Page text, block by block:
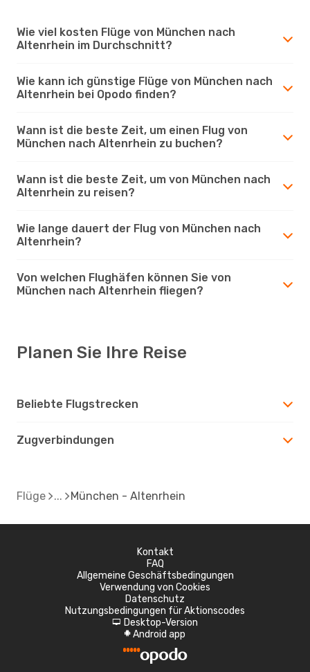
Wie viel kosten Flüge von München nach
Altenrhein im Durchschnitt?
Wie kann ich günstige Flüge von München nach
Altenrhein bei Opodo finden?
Wann ist die beste Zeit, um einen Flug von
München nach Altenrhein zu buchen?
Wann ist die beste Zeit, um von München nach
Altenrhein zu reisen?
Wie lange dauert der Flug von München nach
Altenrhein?
Von welchen Flughäfen können Sie von
München nach Altenrhein fliegen?
Planen Sie Ihre Reise
Beliebte Flugstrecken
Zugverbindungen
Flüge München - Altenrhein
Kontakt
FAQ
Allgemeine Geschäftsbedingungen
Verwendung von Cookies
Datenschutz
Nutzungsbedingungen für Aktionscodes
d Desktop-Version
A Android app